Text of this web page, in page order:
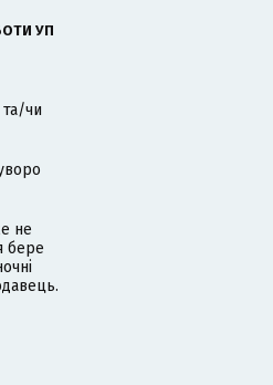
УП
чи
не
бере